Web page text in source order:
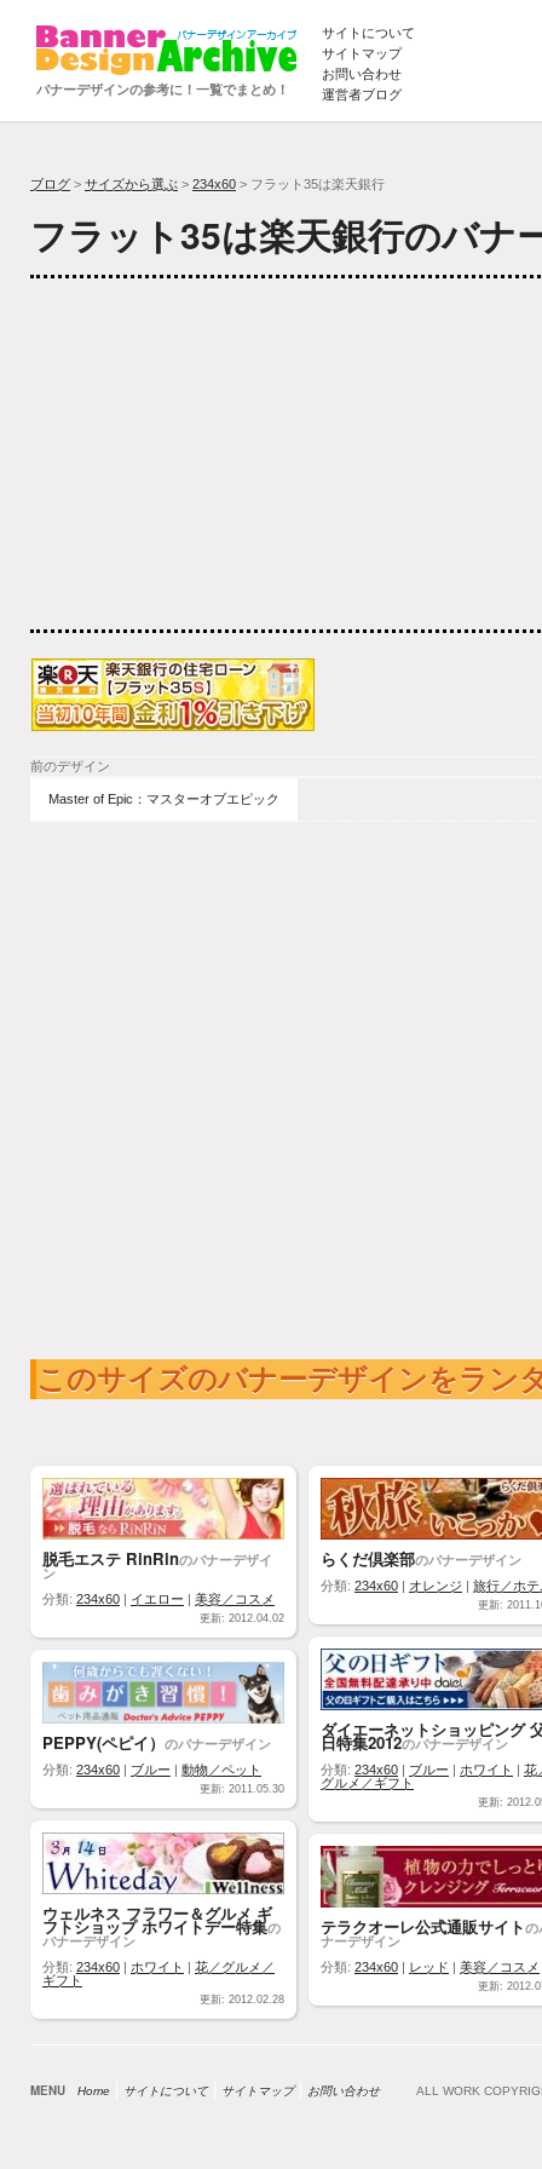
バナーデザインの参考に！一覧でまとめ！
サイトについて
サイトマップ
お問い合わせ
運営者ブログ
ブログ > サイズから選ぶ > 234x60 > フラット35は楽天銀行
フラット35は楽天銀行のバナ
前のデザイン
Master of Epic：マスターオブエピック
このサイズのバナーデザインをラン
脱毛エステ RinRinのバナーデザイ
ン
分類: 234x60 イエロー 美容／コスメ
更新: 2012.04.02
らくだ倶楽部のバナーデザイン
分類: 234x60 オレンジ 旅行／ホテ
更新:
ダイエーネットショッピング
日特集2012のバナーデザイン
分類: 234x60 ブルー ホワイト
花
グルメ／ギフト
更新:
PEPPY(ペピイ） のバナーデザイン
分類: 234x60 ブルー 動物／ペット
更新: 2011.05.30
ウェルネス フラワー＆グルメ ギ
フトショップ ホワイトデー特集の
バナーデザイン
分類: 234x60 ホワイト
花／グルメ／
ギフト
更新: 2012.02.28
テラクオーレ公式通販サイトの
ナーデザイン
分類: 234x60 レッド 美容／コスメ
更新:
MENU Home サイトについて サイトマップ お問い合わせ ALL WORK